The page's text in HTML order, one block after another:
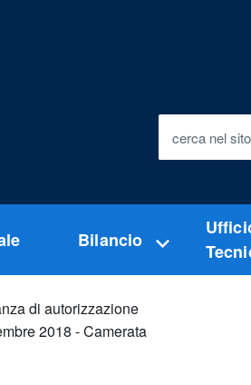
cerca nel sito
Bilancio
di autorizzazione
2018 - Camerata